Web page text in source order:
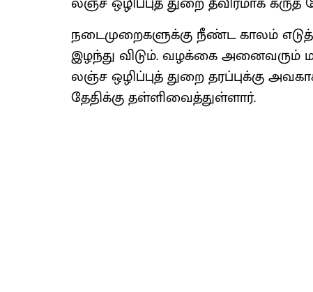
நடைமுறைகளுக்கு நீண்ட காலம்
இழந்து விடும். வழக்கை அனைவரும்
லஞ்ச ஒழிப்புத் துறை தரப்புக்கு
தேதிக்கு தள்ளிவைத்துள்ளார்.